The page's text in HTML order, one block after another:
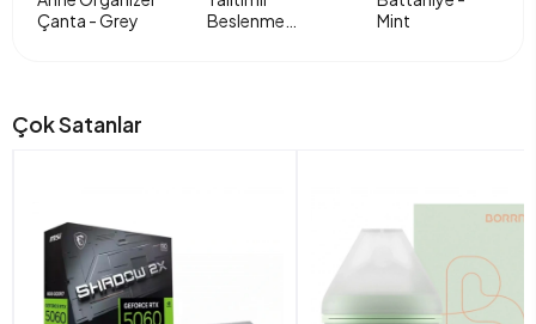
Çanta - Grey
Beslenme
Mint
Çok Satanlar